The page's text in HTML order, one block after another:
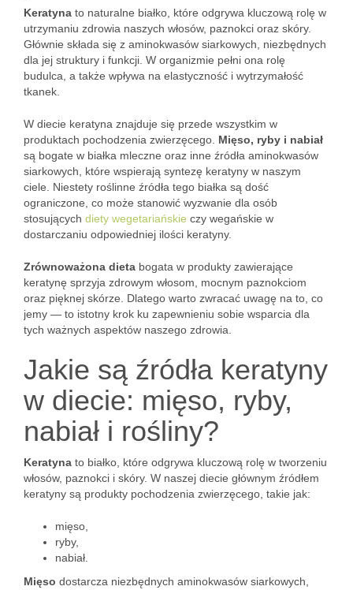
Keratyna to naturalne białko, które odgrywa kluczową rolę w
utrzymaniu zdrowia naszych włosów, paznokci oraz skóry.
Głównie składa się z aminokwasów siarkowych, niezbędnych
dla jej struktury i funkcji. W organizmie pełni ona rolę
budulca, a także wpływa na elastyczność i wytrzymałość
tkanek.
W diecie keratyna znajduje się przede wszystkim w
produktach pochodzenia zwierzęcego. Mięso, ryby i nabiał
są bogate w białka mleczne oraz inne źródła aminokwasów
siarkowych, które wspierają syntezę keratyny w naszym
ciele. Niestety roślinne źródła tego białka są dość
ograniczone, co może stanowić wyzwanie dla osób
stosujących diety wegetariańskie czy wegańskie w
dostarczaniu odpowiedniej ilości keratyny.
Zrównoważona dieta bogata w produkty zawierające
keratynę sprzyja zdrowym włosom, mocnym paznokciom
oraz pięknej skórze. Dlatego warto zwracać uwagę na to, co
jemy — to istotny krok ku zapewnieniu sobie wsparcia dla
tych ważnych aspektów naszego zdrowia.
Jakie są źródła keratyny
w diecie: mięso, ryby,
nabiał i rośliny?
Keratyna to białko, które odgrywa kluczową rolę w tworzeniu
włosów, paznokci i skóry. W naszej diecie głównym źródłem
keratyny są produkty pochodzenia zwierzęcego, takie jak:
mięso,
ryby,
nabiał.
Mięso dostarcza niezbędnych aminokwasów siarkowych,